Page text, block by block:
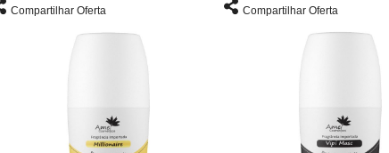
Compartilhar Oferta Compartilhar Oferta